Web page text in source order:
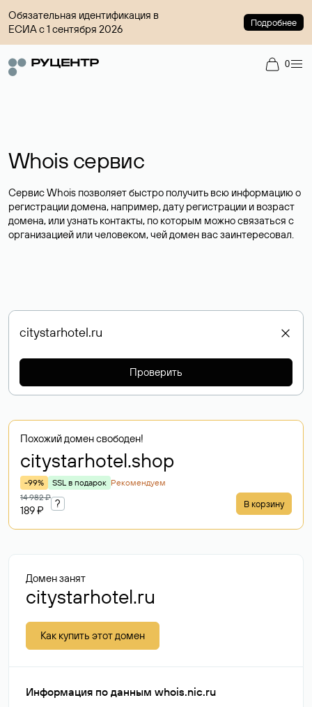
Обязательная идентификация в
ЕСИА с 1 сентября 2026
Подробнее
0
Whois сервис
Сервис Whois позволяет быстро получить всю информацию о
регистрации домена, например, дату регистрации и возраст
домена, или узнать контакты, по которым можно связаться с
организацией или человеком, чей домен вас заинтересовал.
Проверить
Похожий домен свободен!
citystarhotel.shop
-99% SSL в подарок Рекомендуем
14 982 ₽
189 ₽
? В корзину
Домен занят
citystarhotel.ru
Как купить этот домен
Информация по данным whois.nic.ru